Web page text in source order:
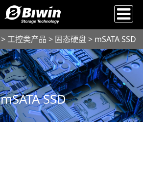
> 工控类产品 > 固态硬盘> mSATA SSD
mSATA SSD